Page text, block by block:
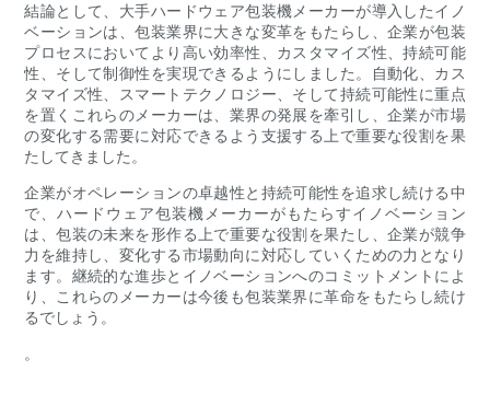
結論として、大手ハードウェア包装機メーカーが導入したイノ
ベーションは、包装業界に大きな変革をもたらし、企業が包装
プロセスにおいてより高い効率性、カスタマイズ性、持続可能
性、そして制御性を実現できるようにしました。自動化、カス
タマイズ性、スマートテクノロジー、そして持続可能性に重点
を置くこれらのメーカーは、業界の発展を牽引し、企業が市場
の変化する需要に対応できるよう支援する上で重要な役割を果
たしてきました。
企業がオペレーションの卓越性と持続可能性を追求し続ける中
で、ハードウェア包装機メーカーがもたらすイノベーション
は、包装の未来を形作る上で重要な役割を果たし、企業が競争
力を維持し、変化する市場動向に対応していくための力となり
ます。継続的な進歩とイノベーションへのコミットメントによ
り、これらのメーカーは今後も包装業界に革命をもたらし続け
るでしょう。
。